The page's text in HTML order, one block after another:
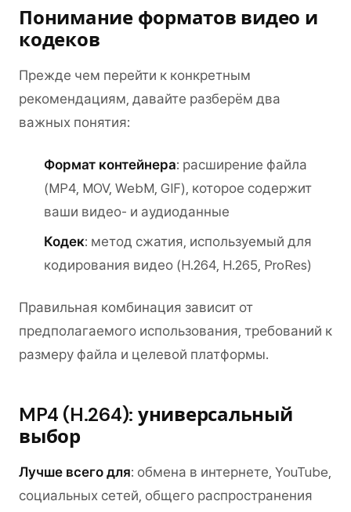
Понимание форматов видео и
кодеков
Прежде чем перейти к конкретным
рекомендациям, давайте разберём два
важных понятия:
Формат контейнера: расширение файла
(MP4, MOV, WebM, GIF), которое содержит
ваши видео- и аудиоданные
Кодек: метод сжатия, используемый для
кодирования видео (H.264, H.265, ProRes)
Правильная комбинация зависит от
предполагаемого использования, требований к
размеру файла и целевой платформы.
MP4 (H.264): универсальный
выбор
Лучше всего для: обмена в интернете, YouTube,
социальных сетей, общего распространения